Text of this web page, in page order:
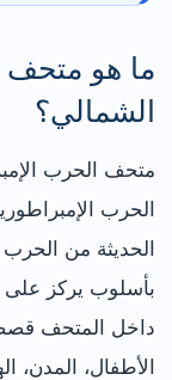
ما هو متحف
الشمالي؟
متحف الحرب
الحرب
الحديثة من الحرب
بأسلوب يركز على
داخل المتحف قصصًا
الأطفال، المدن،